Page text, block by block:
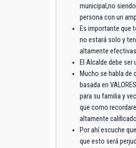
municipal,no
persona con un
Es importante que
no estará solo y
altamente
El Alcalde debe
Mucho se habla
basada en
para su familia y
que como
altamente
Por ahí escuche
que esto será